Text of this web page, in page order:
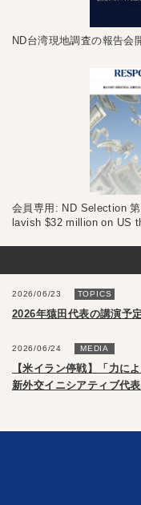
ND台湾現地調査の報告
会員専用: ND Selection
lavish $32 million on US
2026/06/23 TOPICS
2026年猿田代表の講演予
2026/06/24 MEDIA
【米イラン停戦】「力
新外交イニシアティブ代